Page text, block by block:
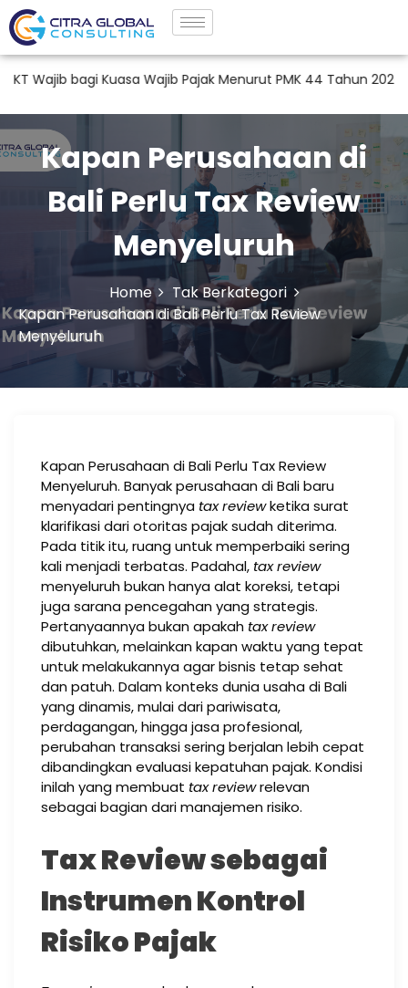
Kuasa Wajib Pajak Menurut PMK 44 Tahun 2026 Jasa
Kapan Perusahaan di
Bali Perlu Tax Review
Menyeluruh
Home
Tak Berkategori
Kapan Perusahaan di Bali Perlu Tax Review
Menyeluruh
Kapan Perusahaan di Bali Perlu Tax Review
Menyeluruh. Banyak perusahaan di Bali baru
menyadari pentingnya tax reviewketika surat
klarifikasi dari otoritas pajak sudah diterima.
Pada titik itu, ruang untuk memperbaiki sering
kali menjadi terbatas. Padahal, tax review
menyeluruh bukan hanya alat koreksi, tetapi
juga sarana pencegahan yang strategis.
Pertanyaannya bukan apakah tax review
dibutuhkan, melainkan kapan waktu yang tepat
untuk melakukannya agar bisnis tetap sehat
dan patuh. Dalam konteks dunia usaha di Bali
yang dinamis, mulai dari pariwisata,
perdagangan, hingga jasa profesional,
perubahan transaksi sering berjalan lebih cepat
dibandingkan evaluasi kepatuhan pajak. Kondisi
inilah yang membuat tax reviewrelevan
sebagai bagian dari manajemen risiko.
Tax Review sebagai
Instrumen Kontrol
Risiko Pajak